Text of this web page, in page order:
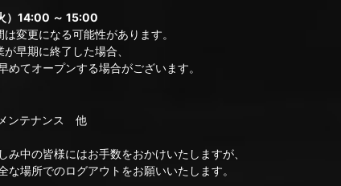
）14:00 ～ 15:00
更になる可能性があります。
期に終了した場合、
オープンする場合がございます。
ンテナンス 他
み中の皆様にはお手数をおかけいたしますが、
な場所でのログアウトをお願いいたします。